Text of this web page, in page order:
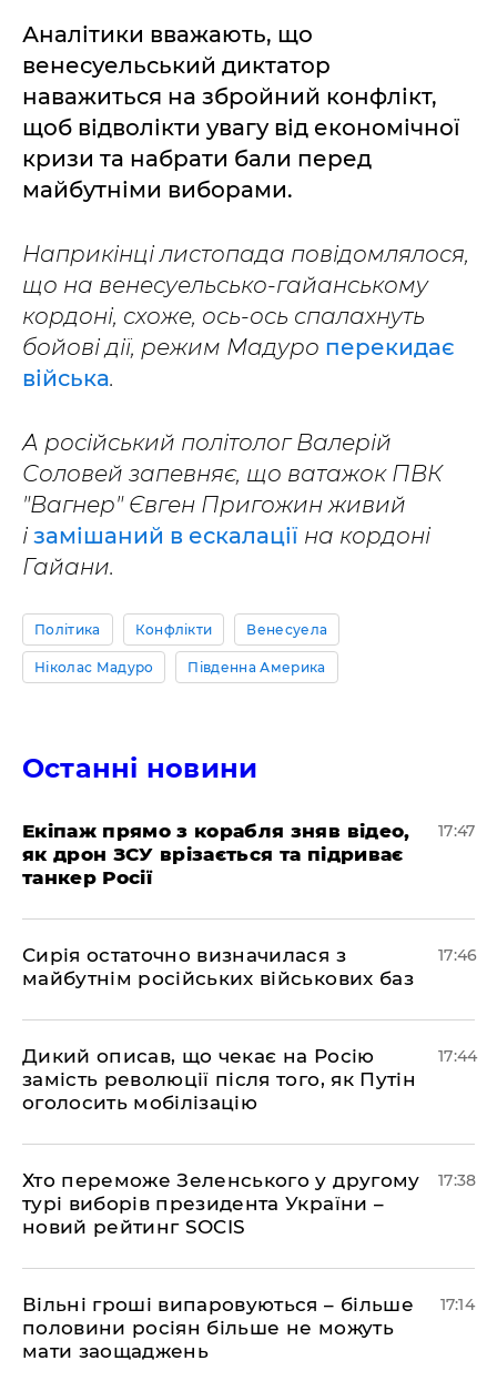
Аналітики вважають, що
венесуельський диктатор
наважиться на збройний конфлікт,
щоб відволікти увагу від економічної
кризи та набрати бали перед
майбутніми виборами.
Наприкінці листопада повідомлялося,
що на венесуельсько-гайанському
кордоні, схоже, ось-ось спалахнуть
бойові дії, режим Мадуро перекидає
війська.
А російський політолог Валерій
Соловей запевняє, що ватажок ПВК
"Вагнер" Євген Пригожин живий
і замішаний в ескалації на кордоні
Гайани.
Політика Конфлікти Венесуела
Ніколас Мадуро Південна Америка
Останні новини
Екіпаж прямо з корабля зняв відео,
як дрон ЗСУ врізається та підриває
танкер Росії
17:47
Сирія остаточно визначилася з
майбутнім російських військових баз
17:46
Дикий описав, що чекає на Росію
замість революції після того, як Путін
оголосить мобілізацію
17:44
Хто переможе Зеленського у другому
турі виборів президента України –
новий рейтинг SOCIS
17:38
Вільні гроші випаровуються – більше
половини росіян більше не можуть
мати заощаджень
17:14